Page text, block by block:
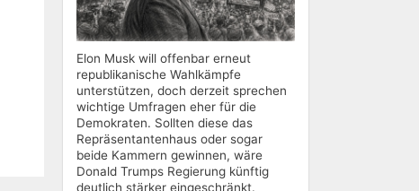
Elon Musk will offenbar erneut
republikanische Wahlkämpfe
unterstützen, doch derzeit sprechen
wichtige Umfragen eher für die
Demokraten. Sollten diese das
Repräsentantenhaus oder sogar
beide Kammern gewinnen, wäre
Donald Trumps Regierung künftig
deutlich stärker eingeschränkt.